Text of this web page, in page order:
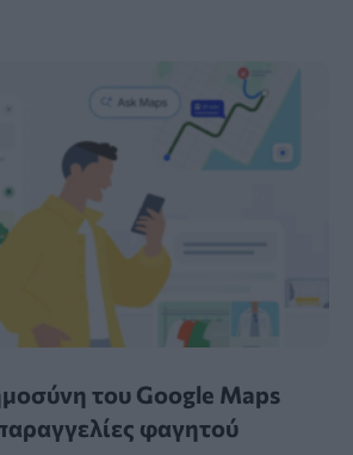
του Google Maps
φαγητού